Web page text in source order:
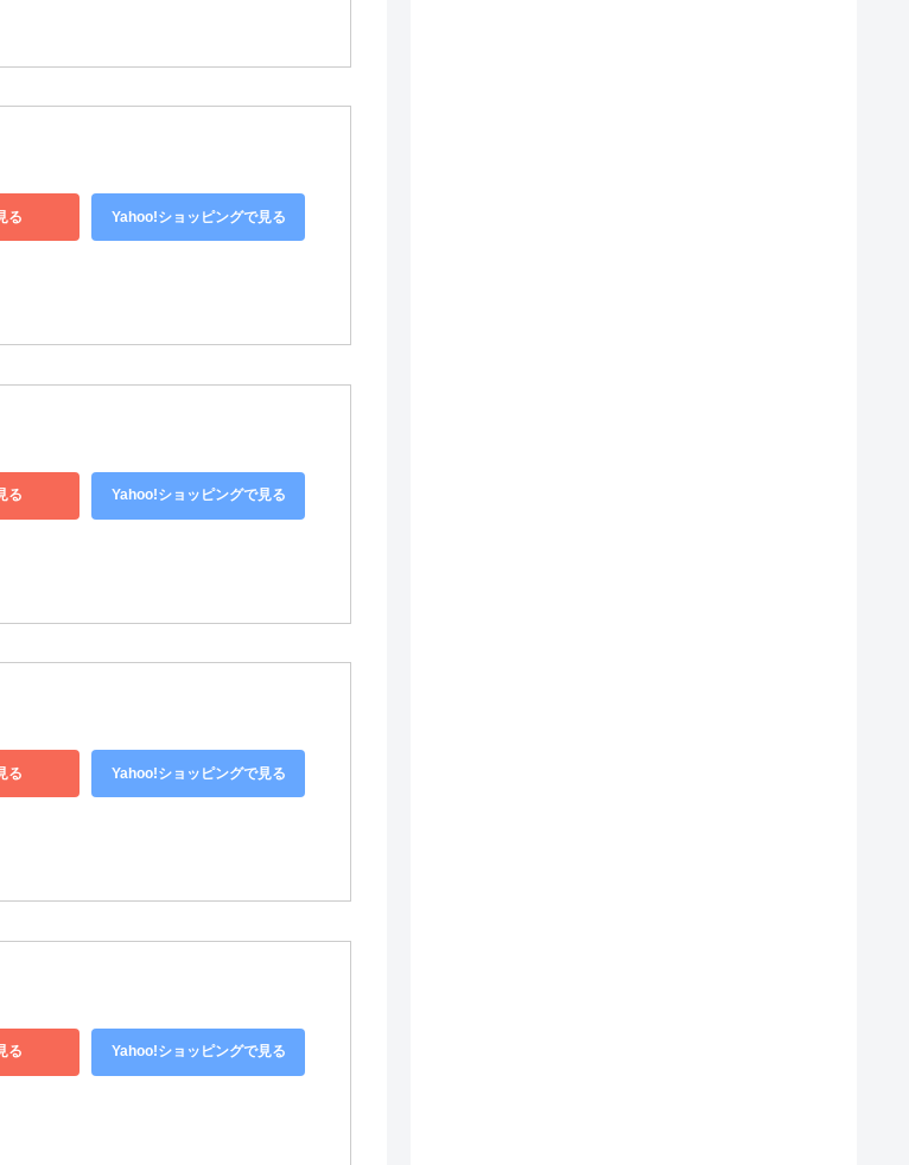
る Yahoo!ショッピングで見る
る Yahoo!ショッピングで見る
る Yahoo!ショッピングで見る
る Yahoo!ショッピングで見る